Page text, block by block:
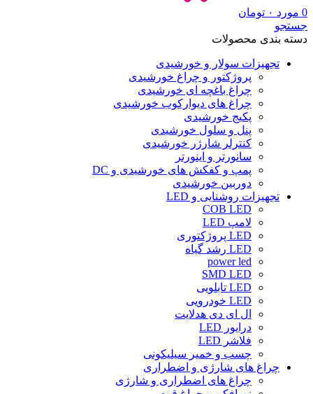
0 مورد ۰ تومان
جستجو
دسته بندی محصولات
تجهیزات سولار و خورشیدی
پروژکتور و چراغ خورشیدی
چراغ باغچه ای خورشیدی
چراغ های دیوارکوب خورشیدی
پکیج خورشیدی
پنل و سلول خورشیدی
کنترلر شارژر خورشیدی
سانورتر و اینورتر
پمپ و کفکش های خورشیدی و DC
دوربین خورشیدی
تجهیزات روشنایی و LED
COB LED
لامپ LED
LED پروژکتوری
LED رشد گیاه
power led
SMD LED
LED تابلویی
LED خودرویی
ال ای دی هدلایت
درایور LED
فلاشر LED
چسب و خمیر سیلیکونی
چراغ های شارژی و اضطراری
چراغ های اضطراری و شارژی